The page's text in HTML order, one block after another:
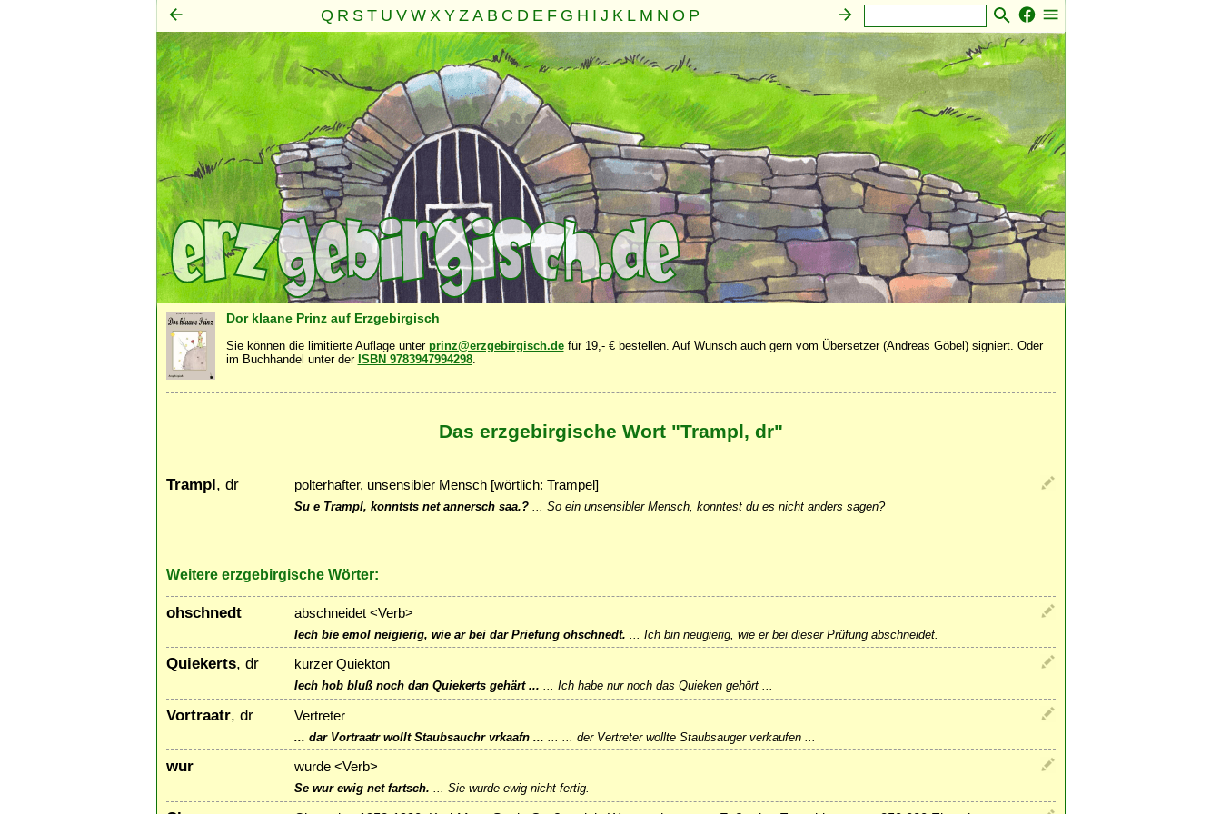
Q R S T U V W X Y Z A B C D E F G H I J K L M N O P
Mensch·Seele · Geist·Familie·Gemeinschaft·Nahrung ·Natur·Sonstiges
Dor klaane Prinz auf Erzgebirgisch
Sie können die limitierte Auflage unter prinz@erzgebirgisch.defür 19,- € bestellen. Auf Wunsch auch gern vom Übersetzer (Andreas Göbel) signiert. Oder
im Buchhandel unter der ISBN 9783947994298.
Das erzgebirgische Wort "Trampl, dr"
Trampl, dr polterhafter, unsensibler Mensch [wörtlich: Trampel]
Su e Trampl, konntsts net annersch saa.?... So ein unsensibler Mensch, konntest du es nicht anders sagen?
Weitere erzgebirgische Wörter:
ohschnedt abschneidet <Verb>
Iech bie emol neigierig, wie ar bei dar Priefung ohschnedt. Ich bin neugierig, wie er bei dieser Prüfung abschneidet.
Quiekerts, dr kurzer Quiekton
Iech hob bluß noch dan Quiekerts gehärt ... ... Ich habe nur noch das Quieken gehört ...
Vortraatr, dr Vertreter
... dar Vortraatr wollt Staubsauchr vrkaafn ... ... der Vertreter wollte Staubsauger verkaufen ...
wur wurde <Verb>
Se wur ewig net fartsch. ... Sie wurde ewig nicht fertig.